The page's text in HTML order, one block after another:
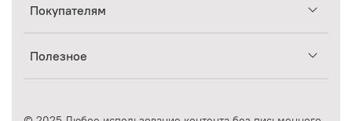
Покупателям
Полезное